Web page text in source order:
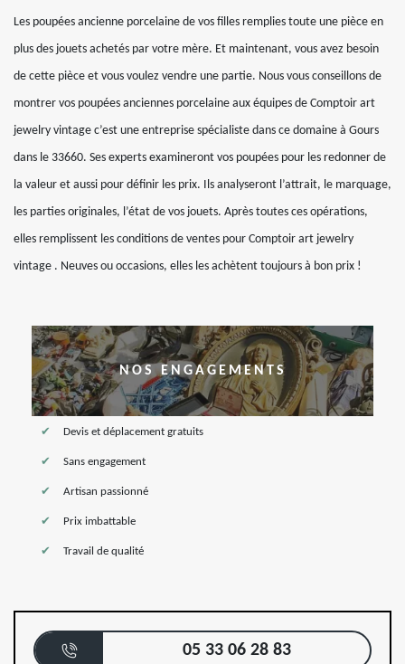
Les poupées ancienne porcelaine de vos filles remplies toute une pièce en
plus des jouets achetés par votre mère. Et maintenant, vous avez besoin
de cette pièce et vous voulez vendre une partie. Nous vous conseillons de
montrer vos poupées anciennes porcelaine aux équipes de Comptoir art
jewelry vintage c’est une entreprise spécialiste dans ce domaine à Gours
dans le 33660. Ses experts examineront vos poupées pour les redonner de
la valeur et aussi pour définir les prix. Ils analyseront l’attrait, le marquage,
les parties originales, l’état de vos jouets. Après toutes ces opérations,
elles remplissent les conditions de ventes pour Comptoir art jewelry
vintage . Neuves ou occasions, elles les achètent toujours à bon prix !
NOS ENGAGEMENTS
Devis et déplacement gratuits
Sans engagement
Artisan passionné
Prix imbattable
Travail de qualité
05 33 06 28 83